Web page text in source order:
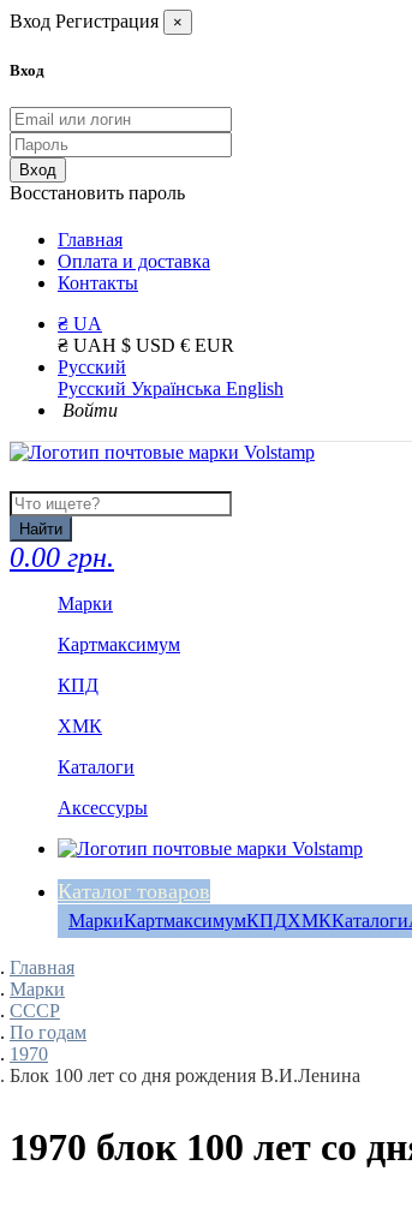
Вход Регистрация ×
Вход
Вход
Восстановить пароль
Главная
Оплата и доставка
Контакты
₴ UA
₴ UAH $ USD € EUR
Русский
Русский Українська English
Войти
Найти
0.00 грн.
Марки
Картмаксимум
КПД
ХМК
Каталоги
Аксессуры
Каталог товаров
МаркиКартмаксимумКПДХМККаталоги
Главная
Марки
СССР
По годам
1970
Блок 100 лет со дня рождения В.И.Ленина
1970 блок 100 лет со